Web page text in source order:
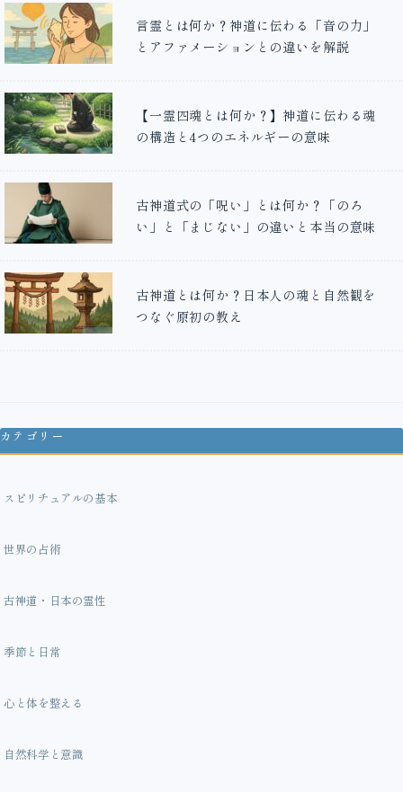
言霊とは何か？神道に伝わる「音の力」
とアファメーションとの違いを解説
【一霊四魂とは何か？】神道に伝わる魂
の構造と4つのエネルギーの意味
古神道式の「呪い」とは何か？「のろ
い」と「まじない」の違いと本当の意味
古神道とは何か？日本人の魂と自然観を
つなぐ原初の教え
カテゴリー
スピリチュアルの基本
世界の占術
古神道・日本の霊性
季節と日常
心と体を整える
自然科学と意識